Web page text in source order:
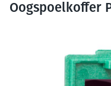
Oogspoelkoffer